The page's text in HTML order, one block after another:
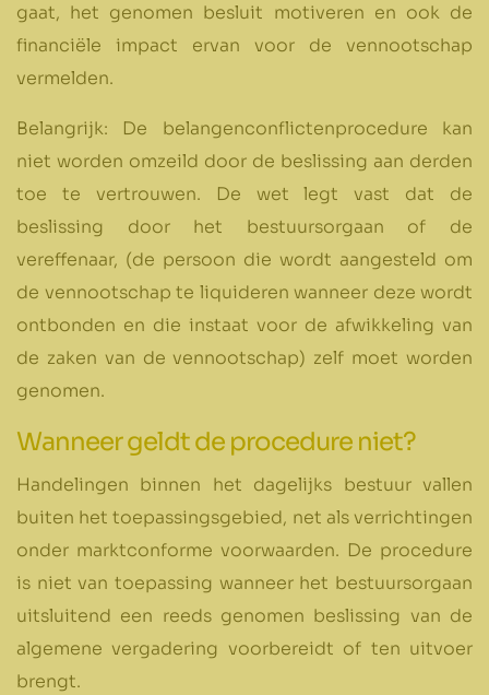
gaat, het genomen besluit motiveren en ook de
financiële impact ervan voor de vennootschap
vermelden.
Belangrijk: De belangenconflictenprocedure kan
niet worden omzeild door de beslissing aan derden
toe te vertrouwen. De wet legt vast dat de
beslissing door het bestuursorgaan of de
vereffenaar, (de persoon die wordt aangesteld om
de vennootschap te liquideren wanneer deze wordt
ontbonden en die instaat voor de afwikkeling van
de zaken van de vennootschap) zelf moet worden
genomen.
Wanneer geldt de procedure niet?
Handelingen binnen het dagelijks bestuur vallen
buiten het toepassingsgebied, net als verrichtingen
onder marktconforme voorwaarden. De procedure
is niet van toepassing wanneer het bestuursorgaan
uitsluitend een reeds genomen beslissing van de
algemene vergadering voorbereidt of ten uitvoer
brengt.